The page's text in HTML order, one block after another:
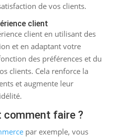
de vos clients.
client
client en utilisant des
et en adaptant votre
des préférences et du
clients. Cela renforce la
et augmente leur
comment faire ?
par exemple, vous